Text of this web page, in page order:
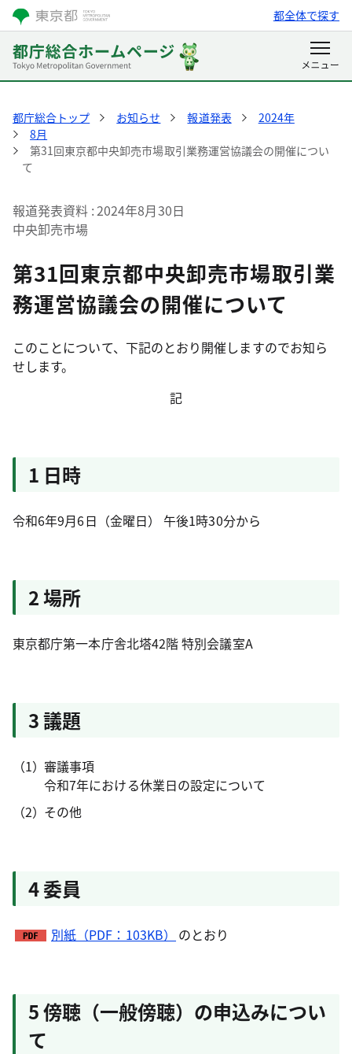
都全体で探す
都庁総合トップ お知らせ 報道発表
2024年
8月
第31回東京都中央卸売市場取引業務運営協議会の開催につい
て
報道発表資料 2024年8月30日
中央卸売市場
第31回東京都中央卸売市場取引業
務運営協議会の開催について
このことについて、下記のとおり開催しますのでお知ら
せします。
記
1 日時
令和6年9月6日（金曜日） 午後1時30分から
2 場所
東京都庁第一本庁舎北塔42階 特別会議室A
3 議題
審議事項
令和7年における休業日の設定について
その他
4 委員
別紙（PDF：103KB） のとおり
5 傍聴（一般傍聴）の申込みについ
て